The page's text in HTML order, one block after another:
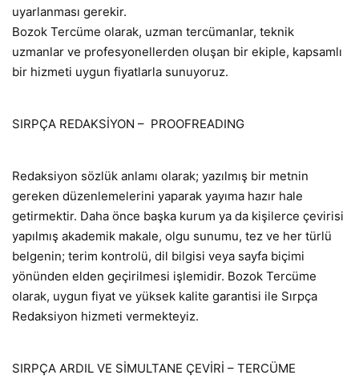
uyarlanması gerekir.
Bozok Tercüme olarak, uzman tercümanlar, teknik
uzmanlar ve profesyonellerden oluşan bir ekiple, kapsamlı
bir hizmeti uygun fiyatlarla sunuyoruz.
SIRPÇA REDAKSİYON – PROOFREADING
Redaksiyon sözlük anlamı olarak; yazılmış bir metnin
gereken düzenlemelerini yaparak yayıma hazır hale
getirmektir. Daha önce başka kurum ya da kişilerce çevirisi
yapılmış akademik makale, olgu sunumu, tez ve her türlü
belgenin; terim kontrolü, dil bilgisi veya sayfa biçimi
yönünden elden geçirilmesi işlemidir. Bozok Tercüme
olarak, uygun fiyat ve yüksek kalite garantisi ile Sırpça
Redaksiyon hizmeti vermekteyiz.
SIRPÇA ARDIL VE SİMULTANE ÇEVİRİ – TERCÜME